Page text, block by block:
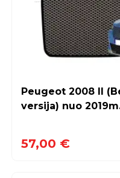
Peugeot 2008 II
versija) nuo
57,00 €